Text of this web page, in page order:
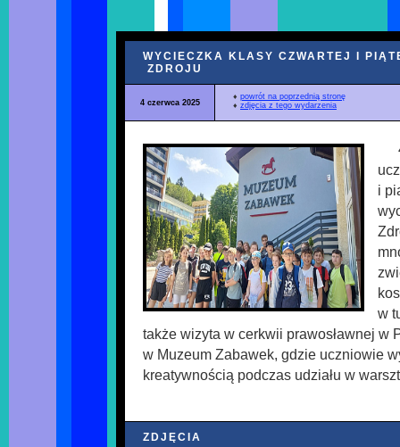
WYCIECZKA KLASY CZWARTEJ I
ZDROJU
4 czerwca 2025
♦ powrót na poprzednią stronę
♦ zdjęcia z tego wydarzenia
i
w
także wizyta w cerkwii prawosławnej w
w Muzeum Zabawek, gdzie uczniowie
kreatywnością podczas udziału w
ZDJĘCIA